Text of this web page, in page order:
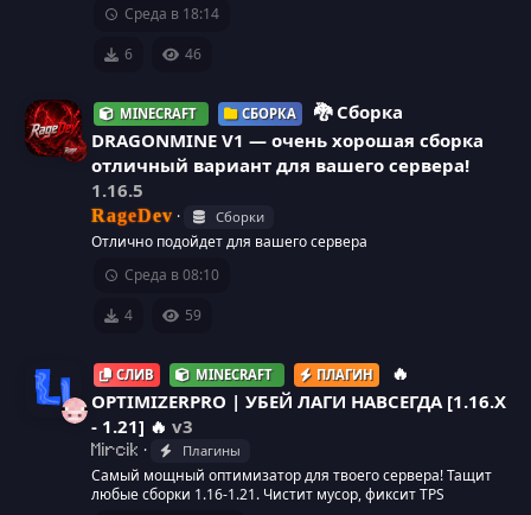
н
к
у
р
Среда в 18:14
6
46
MINECRAFT СБОРКА
🐉 Сборка
DRAGONMINE V1 — очень хорошая сборка
отличный вариант для вашего сервера!
1.16.5
RageDev Сборки
Отлично подойдет для вашего сервера
Среда в 08:10
4
59
СЛИВ MINECRAFT ПЛАГИН
🔥
OPTIMIZERPRO | УБЕЙ ЛАГИ НАВСЕГДА [1.16.X
- 1.21] 🔥 v3
Mircik Плагины
Самый мощный оптимизатор для твоего сервера! Тащит
любые сборки 1.16-1.21. Чистит мусор, фиксит TPS